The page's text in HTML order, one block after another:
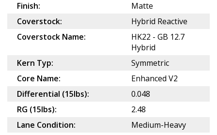
Finish:
Matte
Coverstock:
Hybrid Reactive
Coverstock Name:
HK22 - GB 12.7
Hybrid
Kern Typ:
Symmetric
Core Name:
Enhanced V2
Differential (15lbs):
0.048
RG (15lbs):
2.48
Lane Condition:
Medium-Heavy